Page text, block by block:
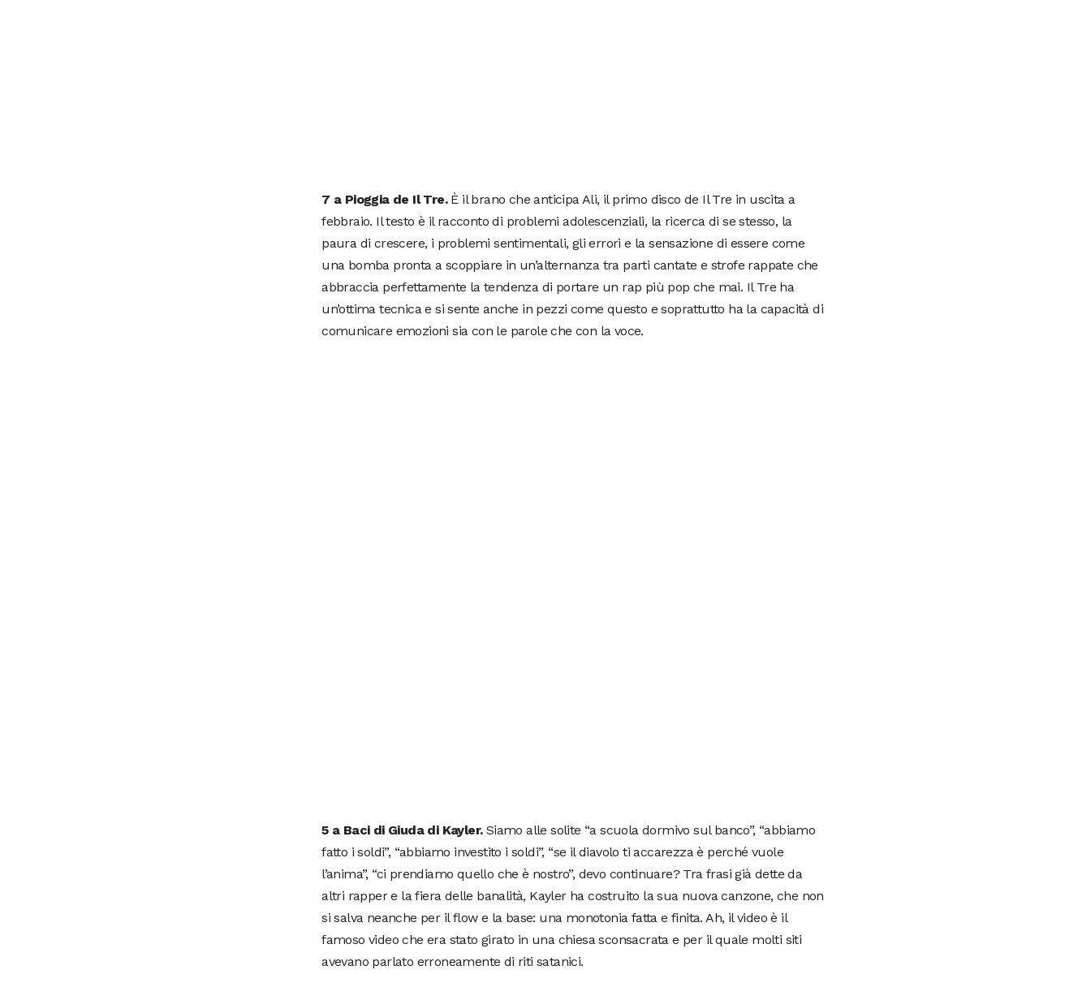
7 a Pioggia de Il Tre. È il brano che anticipa Ali, il primo disco de Il Tre in uscita a
febbraio. Il testo è il racconto di problemi adolescenziali, la ricerca di se stesso, la
paura di crescere, i problemi sentimentali, gli errori e la sensazione di essere come
una bomba pronta a scoppiare in un’alternanza tra parti cantate e strofe rappate che
abbraccia perfettamente la tendenza di portare un rap più pop che mai. Il Tre ha
un’ottima tecnica e si sente anche in pezzi come questo e soprattutto ha la capacità di
comunicare emozioni sia con le parole che con la voce.
5 a Baci di Giuda di Kayler. Siamo alle solite “a scuola dormivo sul banco”, “abbiamo
fatto i soldi”, “abbiamo investito i soldi”, “se il diavolo ti accarezza è perché vuole
l’anima”, “ci prendiamo quello che è nostro”, devo continuare? Tra frasi già dette da
altri rapper e la fiera delle banalità, Kayler ha costruito la sua nuova canzone, che non
si salva neanche per il flow e la base: una monotonia fatta e finita. Ah, il video è il
famoso video che era stato girato in una chiesa sconsacrata e per il quale molti siti
avevano parlato erroneamente di riti satanici.